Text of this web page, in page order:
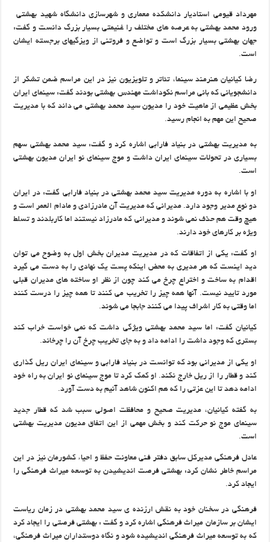
مهرداد قیومی استادیار دانشکده معماری و شهرسازی دانشگاه شهید بهشتی
ورود محمد بهشتی به عرصه های مختلف را غنیمتی بسیار بزرگ دانست و گفت:
جهان بهشتی بسیار بزرگ است و تواضع و فروتنی از ویزگیهای برجسته ایشان
است.
رضا کیانیان هنرمند سینما، تئاتر و تلویزیون نیز در این مراسم ضمن تشکر از
دانشجویانی که بانی مراسم نکوداشت مهندس بهشتی بودند گفت: سینمای ایران
بخش عظیمی از ماهیت خود را مدیون سید محمد بهشتی می داند که با مدیریت
صحیح این مهم به انجام رسید.
به مدیریت بهشتی در بنیاد فارابی اشاره کرد و گفت: سید محمد بهشتی سهم
بسیاری در تحولات سینمای ایران داشت و موج سینمای نو ایران مدیون بهشتی
است.
او با اشاره به دوره مدیریت سید محمد بهشتی در بنیاد فارابی گفت: در ایران
دو نوع مدیر وجود دارد. مدیرانی که مدیریت آن مادرزادی و مادام العمر است و
هیچ وقت هم حذف نمی شوند و مدیرانی که مادرزاد نیستند اما کاربلدند و تسلط
ویژه بر کارهای خود دارند.
او گفت: یکی از اتفاقات که در مدیریت مدیران بخش اول به وضوح می توان
دید اینست که هر مدیری به محض اینکه پست یک نهادی را به دست می گیرد
اقدام به ساخت و اختراع چرخ می کند چون از نظر او ساخته های مدیران قبلی
مورد تایید نیست. آنها همه چیز را تخریب می کنند تا همه چیز را درست کنند
اما وقتی به کار اشراف پیدا می کنند جابجا می شوند.
کیانیان گفت: اما سید محمد بهشتی ویژگی داشت که نمی خواست خراب کند
بستری که وجود داشت را ادامه داد و به جای تخریب چرخ آن را چرخاند.
او یکی از مدیرانی بود که توانست در بنیاد فارابی و سینمای ایران ریل گذاری
کند و قطار را از ریل خارج نکند. او کمک کرد تا موج سینمای نو ایران به راه خود
ادامه دهد تا این عزتی را که هم اکنون شاهد آنیم به دست آورد.
به گفته کیانیان، مدیریت صحیح و محافظت اصولی سبب شد که قطار جدید
سینمای موج نو حرکت کند و بخش مهمی از این اتفاق مدیون مدیریت بهشتی
است.
عادل فرهنگی مدیرکل سابق دفتر فنی معاونت حفظ و احیاء کشورمان نیز در این
مراسم خاطر نشان کرد: بهشتی فرصت اندیشیدن به توسعه میراث فرهنگی را
ایجاد کرد.
فرهنگی در سخنان خود به نقش ارزنده ی سید محمد بهشتی در زمان ریاست
ایشان بر سازمان میراث فرهنگی اشاره کرد و گفت : بهشتی فرصتی را ایجاد کرد
که به توسعه میراث فرهنگی اندیشیده شود و نگاه دوستداران میراث فرهنگی،